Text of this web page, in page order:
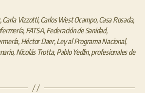
,Carla Vizzotti,Carlos West Ocampo,Casa Rosada,
, FATSA,Federación de Sanidad,
, Héctor Daer,Ley al Programa Nacional,
, Nicolás Trotta, Pablo Yedlin,profesionales de